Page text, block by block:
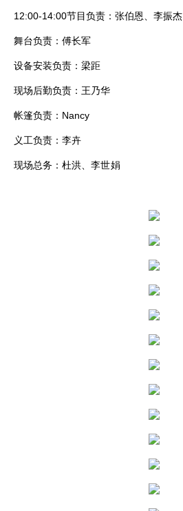
12:00-14:00节目负责：张伯恩、李振杰
舞台负责：傅长军
设备安装负责：梁距
现场后勤负责：王乃华
帐篷负责：Nancy
义工负责：李卉
现场总务：杜洪、 李世娟